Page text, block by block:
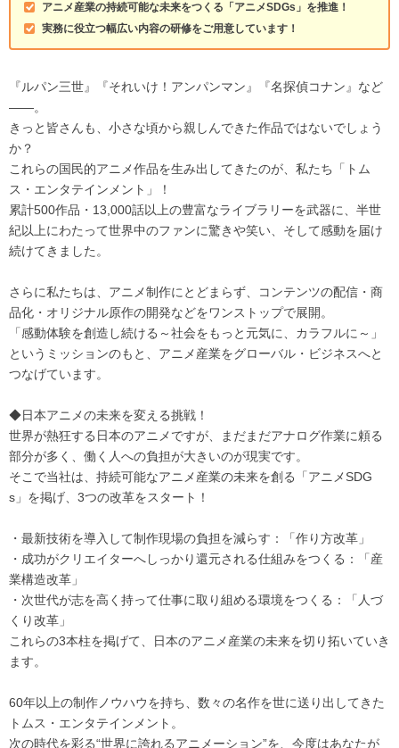
アニメ産業の持続可能な未来をつくる「アニメSDGs」を推進！
実務に役立つ幅広い内容の研修をご用意しています！
『ルパン三世』『それいけ！アンパンマン』『名探偵コナン』など
――。
きっと皆さんも、小さな頃から親しんできた作品ではないでしょう
か？
これらの国民的アニメ作品を生み出してきたのが、私たち「トム
ス・エンタテインメント」！
累計500作品・13,000話以上の豊富なライブラリーを武器に、半世
紀以上にわたって世界中のファンに驚きや笑い、そして感動を届け
続けてきました。
さらに私たちは、アニメ制作にとどまらず、コンテンツの配信・商
品化・オリジナル原作の開発などをワンストップで展開。
「感動体験を創造し続ける～社会をもっと元気に、カラフルに～」
というミッションのもと、アニメ産業をグローバル・ビジネスへと
つなげています。
◆日本アニメの未来を変える挑戦！
世界が熱狂する日本のアニメですが、まだまだアナログ作業に頼る
部分が多く、働く人への負担が大きいのが現実です。
そこで当社は、持続可能なアニメ産業の未来を創る「アニメSDG
s」を掲げ、3つの改革をスタート！
・最新技術を導入して制作現場の負担を減らす：「作り方改革」
・成功がクリエイターへしっかり還元される仕組みをつくる：「産
業構造改革」
・次世代が志を高く持って仕事に取り組める環境をつくる：「人づ
くり改革」
これらの3本柱を掲げて、日本のアニメ産業の未来を切り拓いていき
ます。
60年以上の制作ノウハウを持ち、数々の名作を世に送り出してきた
トムス・エンタテインメント。
次の時代を彩る“世界に誇れるアニメーション”を、今度はあなたが